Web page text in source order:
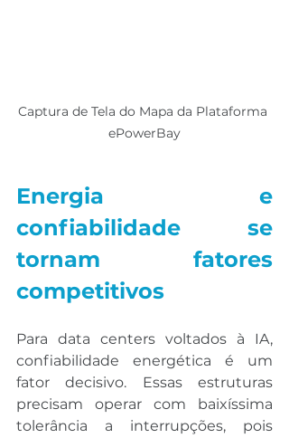
Captura de Tela do Mapa da Plataforma
ePowerBay
Energia e
confiabilidade se
tornam fatores
competitivos
Para data centers voltados à IA,
confiabilidade energética é um
fator decisivo. Essas estruturas
precisam operar com baixíssima
tolerância a interrupções, pois